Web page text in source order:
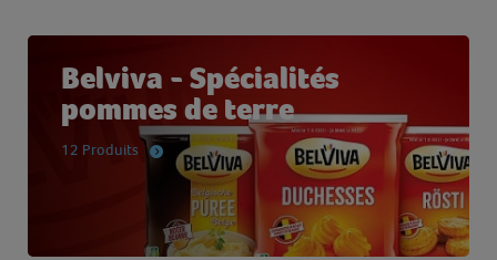
Belviva - Spécialités
pommes de terre
12 Produits